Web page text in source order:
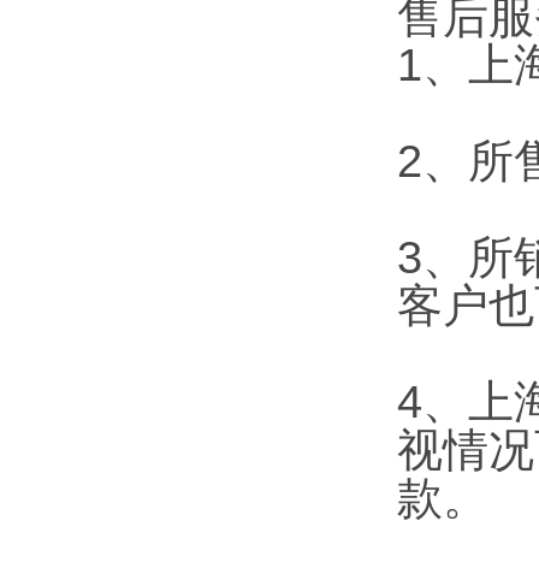
售后
1、上
2、所
3、所
客户
4、上
视情
款。